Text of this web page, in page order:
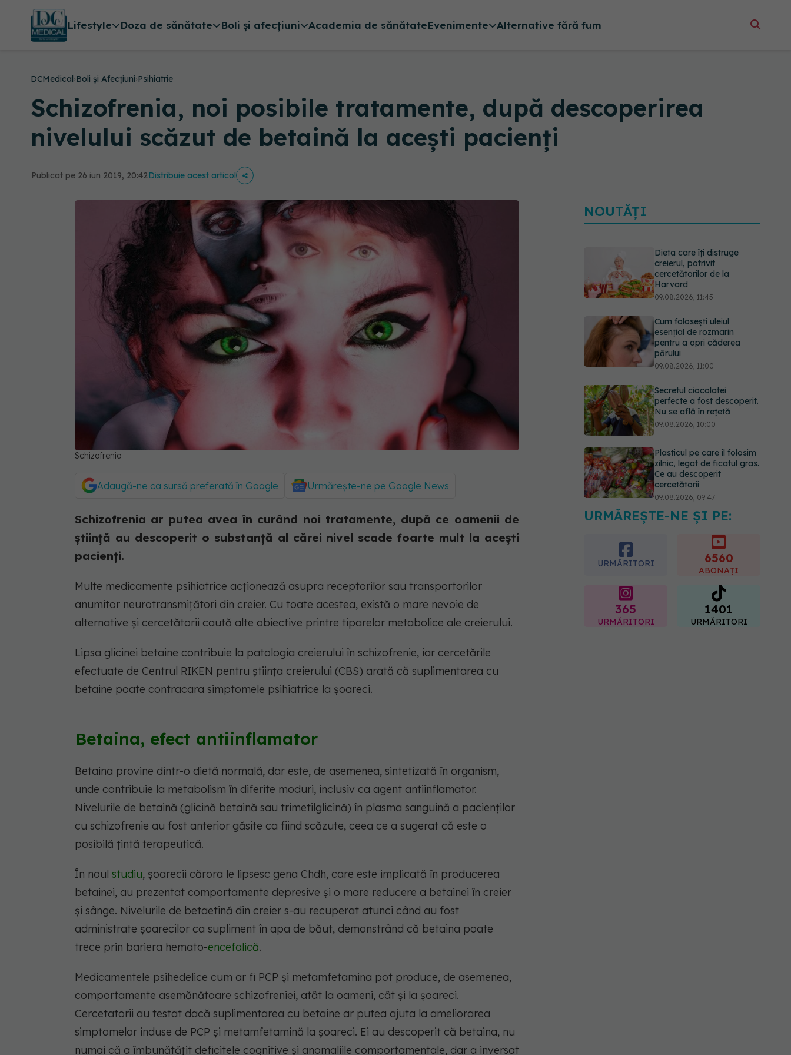
Lifestyle Doza de sănătate Boli și afecțiuni Academia de sănătateEvenimente Alternative fără fum
DCMedical›Boli și Afecțiuni›Psihiatrie
Schizofrenia, noi posibile tratamente, după descoperirea
nivelului scăzut de betaină la acești pacienți
Publicat pe 26 iun 2019, 20:42Distribuie acest articol
Schizofrenia
Adaugă-ne ca sursă preferată în Google Urmărește-ne pe Google News
Schizofrenia ar putea avea în curând noi tratamente, după ce oamenii de
știință au descoperit o substanță al cărei nivel scade foarte mult la acești
pacienți.
Multe medicamente psihiatrice acționează asupra receptorilor sau transportorilor
anumitor neurotransmițători din creier. Cu toate acestea, există o mare nevoie de
alternative și cercetătorii caută alte obiective printre tiparelor metabolice ale creierului.
Lipsa glicinei betaine contribuie la patologia creierului în schizofrenie, iar cercetările
efectuate de Centrul RIKEN pentru știința creierului (CBS) arată că suplimentarea cu
betaine poate contracara simptomele psihiatrice la șoareci.
Betaina, efect antiinflamator
Betaina provine dintr-o dietă normală, dar este, de asemenea, sintetizată în organism,
unde contribuie la metabolism în diferite moduri, inclusiv ca agent antiinflamator.
Nivelurile de betaină (glicină betaină sau trimetilglicină) în plasma sanguină a pacienților
cu schizofrenie au fost anterior găsite ca fiind scăzute, ceea ce a sugerat că este o
posibilă țintă terapeutică.
În noul studiu, șoarecii cărora le lipsesc gena Chdh, care este implicată în producerea
betainei, au prezentat comportamente depresive și o mare reducere a betainei în creier
și sânge. Nivelurile de betaetină din creier s-au recuperat atunci când au fost
administrate șoarecilor ca supliment în apa de băut, demonstrând că betaina poate
trece prin bariera hemato-encefalică.
Medicamentele psihedelice cum ar fi PCP și metamfetamina pot produce, de asemenea,
comportamente asemănătoare schizofreniei, atât la oameni, cât și la șoareci.
Cercetatorii au testat dacă suplimentarea cu betaine ar putea ajuta la ameliorarea
simptomelor induse de PCP și metamfetamină la șoareci. Ei au descoperit că betaina, nu
numai că a îmbunătățit deficitele cognitive și anomaliile comportamentale, dar a inversat
NOUTĂȚI
Dieta care îți distruge
creierul, potrivit
cercetătorilor de la
Harvard
09.08.2026, 11:45
Cum folosești uleiul
esențial de rozmarin
pentru a opri căderea
părului
09.08.2026, 11:00
Secretul ciocolatei
perfecte a fost descoperit.
Nu se află în rețetă
09.08.2026, 10:00
Plasticul pe care îl folosim
zilnic, legat de ficatul gras.
Ce au descoperit
cercetătorii
09.08.2026, 09:47
Mai trebuie să numărăm
caloriile ca să slăbim? Ce
se schimbă în era
medicamentelor GLP-1
09.08.2026, 12:00
URMĂREȘTE-NE ȘI PE:
URMĂRITORI 6560
ABONAȚI
365
URMĂRITORI
1401
URMĂRITORI